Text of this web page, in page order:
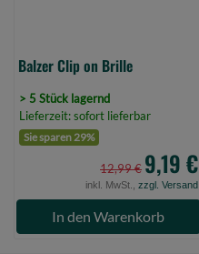
Balzer Clip on Brille
> 5 Stück lagernd
Lieferzeit: sofort lieferbar
Sie sparen 29%
12,99 € 9,19 €
inkl. MwSt., zzgl. Versand
In den Warenkorb